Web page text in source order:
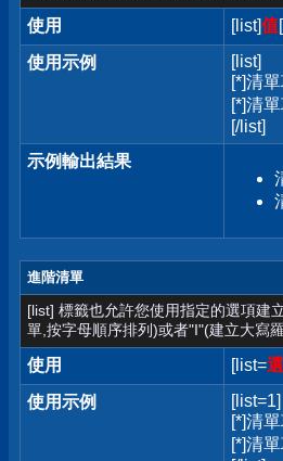
使用 [list]值
使用示例
[list]
[*]清
[*]清
[/list]
示例輸出結果
進階清單
[list] 標籤也允許您使用指定的選項建
單,按字母順序排列)或者"I"(建立大寫
使用 [list=
使用示例
[list=1]
[*]清
[*]清